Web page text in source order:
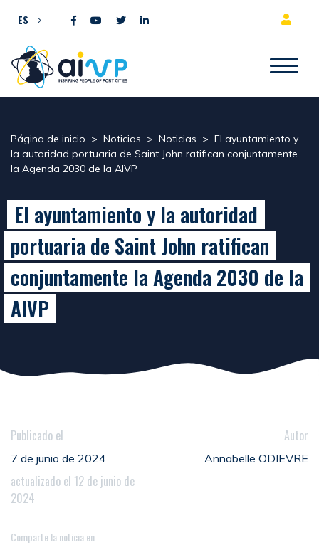
ES
Página de inicio > Noticias > Noticias > El ayuntamiento y
la autoridad portuaria de Saint John ratifican conjuntamente
la Agenda 2030 de la AIVP
El ayuntamiento y la autoridad
portuaria de Saint John ratifican
conjuntamente la Agenda 2030 de la
AIVP
Publicado el
7 de junio de 2024
actualizado el 12 de junio de
2024
Autor
Annabelle ODIEVRE
Comparte la noticia en